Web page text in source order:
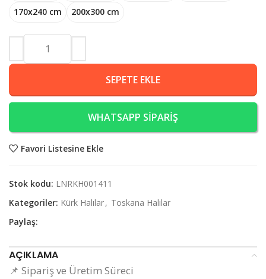
170x240 cm 200x300 cm
SEPETE EKLE
WHATSAPP SİPARİŞ
Favori Listesine Ekle
Stok kodu: LNRKH001411
Kategoriler: Kürk Halılar, Toskana Halılar
Paylaş:
AÇIKLAMA
📌 Sipariş ve Üretim Süreci